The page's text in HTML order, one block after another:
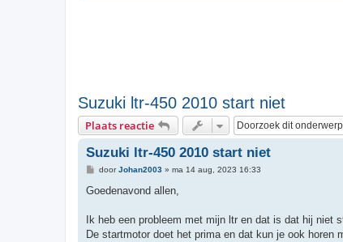
Suzuki ltr-450 2010 start niet
Plaats reactie
Suzuki ltr-450 2010 start niet
B
r
h
doorJohan2003» ma 14 aug, 2023 16:33
Goedenavond allen,
Ik heb een probleem met mijn ltr en dat is dat hij niet
De startmotor doet het prima en dat kun je ook